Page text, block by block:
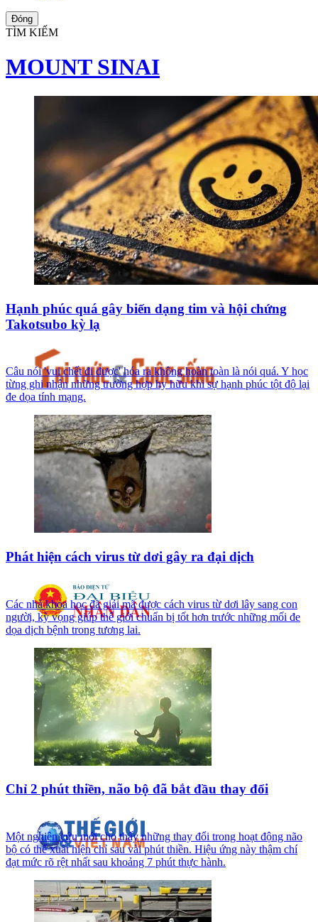
Đóng
TÌM KIẾM
MOUNT SINAI
Hạnh phúc quá gây biến dạng tim và hội chứng
Takotsubo kỳ lạ
Câu nói 'vui chết đi được' hóa ra không hoàn toàn là nói quá. Y học
từng ghi nhận những trường hợp hy hữu khi sự hạnh phúc tột độ lại
đe dọa tính mạng.
Phát hiện cách virus từ dơi gây ra đại dịch
Các nhà khoa học đã giải mã được cách virus từ dơi lây sang con
người, kỳ vọng giúp thế giới chuẩn bị tốt hơn trước những mối đe
dọa dịch bệnh trong tương lai.
Chỉ 2 phút thiền, não bộ đã bắt đầu thay đổi
Một nghiên cứu mới cho thấy những thay đổi trong hoạt động não
bộ có thể xuất hiện chỉ sau vài phút thiền. Hiệu ứng này thậm chí
đạt mức rõ rệt nhất sau khoảng 7 phút thực hành.